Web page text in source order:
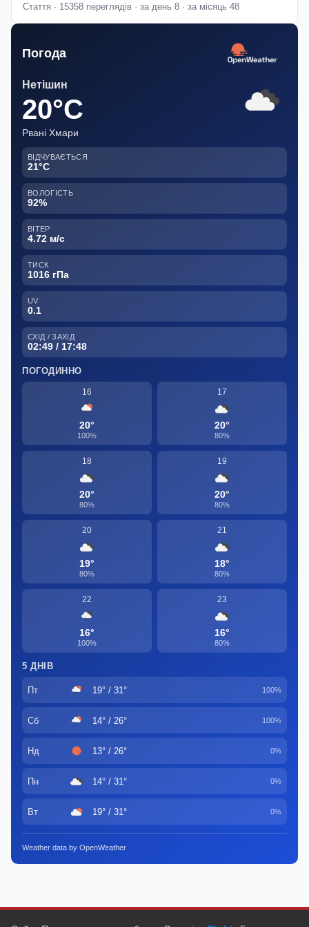
Стаття · 15358 переглядів · за день 8 · за місяць 48
Погода
Нетішин
20°C
Рвані Хмари
ВІДЧУВАЄТЬСЯ
21°C
ВОЛОГІСТЬ
92%
ВІТЕР
4.72 м/с
ТИСК
1016 гПа
UV
0.1
СХІД / ЗАХІД
02:49 / 17:48
ПОГОДИННО
16
20°
100%
17
20°
80%
18
20°
80%
19
20°
80%
20
19°
80%
21
18°
80%
22
16°
100%
23
16°
80%
5 ДНІВ
Пт 19° / 31° 100%
Сб 14° / 26° 100%
Нд 13° / 26° 0%
Пн 14° / 31° 0%
Вт 19° / 31° 0%
Weather data by OpenWeather